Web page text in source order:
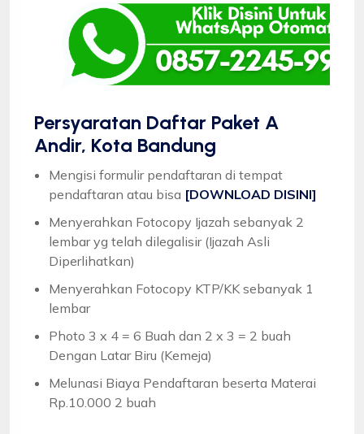
Persyaratan Daftar Paket A
Andir, Kota Bandung
Mengisi formulir pendaftaran di tempat
pendaftaran atau bisa [DOWNLOAD DISINI]
Menyerahkan Fotocopy Ijazah sebanyak 2
lembar yg telah dilegalisir (Ijazah Asli
Diperlihatkan)
Menyerahkan Fotocopy KTP/KK sebanyak 1
lembar
Photo 3 x 4 = 6 Buah dan 2 x 3 = 2 buah
Dengan Latar Biru (Kemeja)
Melunasi Biaya Pendaftaran beserta Materai
Rp.10.000 2 buah